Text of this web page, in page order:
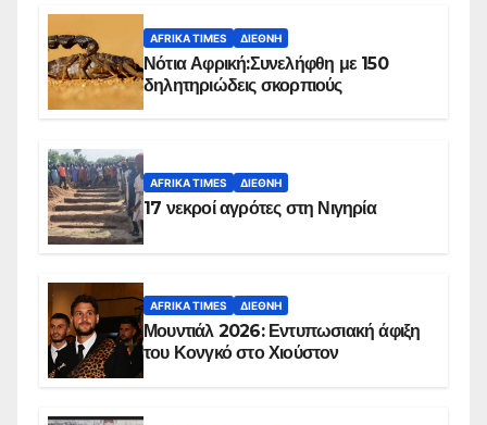
AFRIKA TIMES ΔΙΕΘΝΉ
Νότια Αφρική:Συνελήφθη με 150
δηλητηριώδεις σκορπιούς
AFRIKA TIMES ΔΙΕΘΝΉ
17 νεκροί αγρότες στη Νιγηρία
AFRIKA TIMES ΔΙΕΘΝΉ
Μουντιάλ 2026: Εντυπωσιακή άφιξη
του Κονγκό στο Χιούστον